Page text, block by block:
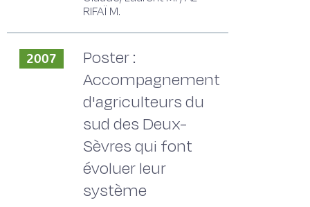
RIFAÏ M.
2007
Poster :
Accompagnement
d'agriculteurs du
sud des Deux-
Sèvres qui font
évoluer leur
système